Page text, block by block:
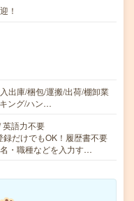
！
出庫/梱包/運搬/出荷/棚卸業
ング/ハン…
英語力不要
だけでもOK！履歴書不要
・職種などを入力す…